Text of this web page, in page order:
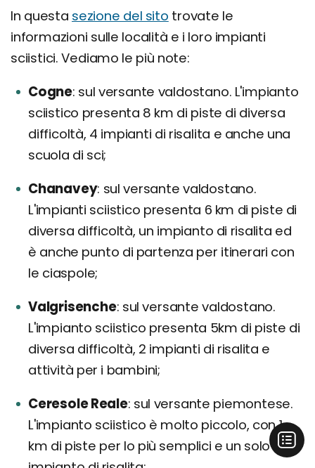
In questa sezione del sito trovate le
informazioni sulle località e i loro impianti
sciistici. Vediamo le più note:
Cogne sul versante valdostano. L'impianto
sciistico presenta 8 km di piste di diversa
difficoltà, 4 impianti di risalita e anche una
scuola di sci;
Chanavey sul versante valdostano.
L'impianti sciistico presenta 6 km di piste di
diversa difficoltà, un impianto di risalita ed
è anche punto di partenza per itinerari con
le ciaspole;
Valgrisenche sul versante valdostano.
L'impianto sciistico presenta 5km di piste di
diversa difficoltà, 2 impianti di risalita e
attività per i bambini;
Ceresole Reale sul versante piemontese.
L'impianto sciistico è molto piccolo, con 1
km di piste per lo più semplici e un solo